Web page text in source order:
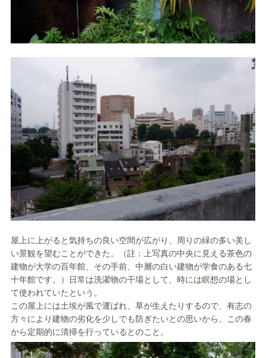
屋上に上がると気持ちの良い空間が広がり、周りの緑の多い美し
い景観を望むことができた。（註：上写真の中央に見える茶色の
建物が大学の百年館、その手前、中層の白い建物が学食のある七
十年館です。）日常は洗濯物の干場として、時には瞑想の場とし
て使われていたという。
この屋上には土埃が風で運ばれ、草が生えたりするので、有志の
方々により建物の劣化を少しでも防ぎたいとの思いから、この春
から定期的に清掃を行っているとのこと。